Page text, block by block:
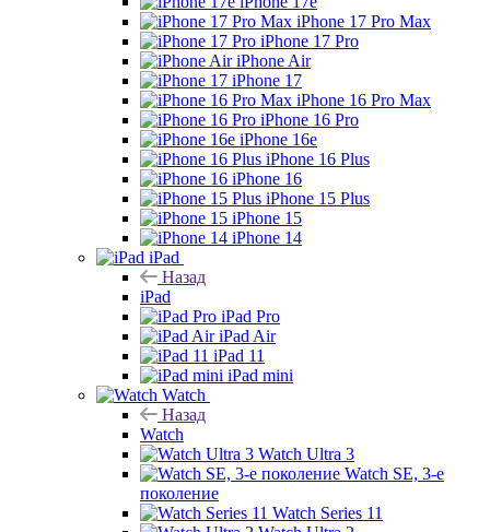
iPhone 17 Pro Max
iPhone 17 Pro
iPhone Air
iPhone 17
iPhone 16 Pro Max
iPhone 16 Pro
iPhone 16e
iPhone 16 Plus
iPhone 16
iPhone 15 Plus
iPhone 15
iPhone 14
iPad
Назад
iPad
iPad Pro
iPad Air
iPad 11
iPad mini
Watch
Назад
Watch
Watch Ultra 3
Watch SE, 3-е
поколение
Watch Series 11